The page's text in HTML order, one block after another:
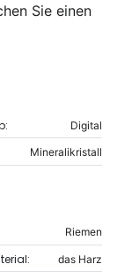
Sie einen
Digital
Mineralikristall
Riemen
das Harz